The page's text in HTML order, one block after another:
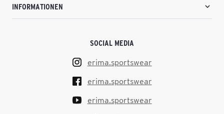
INFORMATIONEN
SOCIAL MEDIA
erima.sportswear
erima.sportswear
erima.sportswear